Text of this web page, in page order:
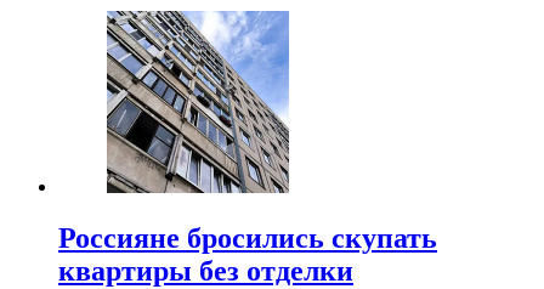
Россияне бросились скупать
квартиры без отделки